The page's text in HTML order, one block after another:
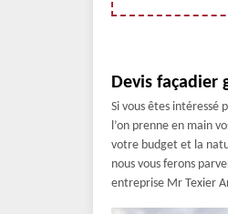
Devis façadier
Si vous êtes intéressé
l’on prenne en main
votre budget et la
nous vous ferons
entreprise Mr Texier